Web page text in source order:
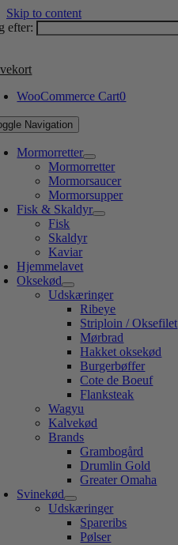
Skip to content
efter:
WooCommerce Cart0
Navigation
Mormorretter
Mormorretter
Mormorsaucer
Mormorsupper
Fisk & Skaldyr
Fisk
Skaldyr
Kaviar
Hjemmelavet
Oksekød
Udskæringer
Ribeye
Striploin / Oksefilet
Mørbrad
Hakket oksekød
Burgerbøffer
Cote de Boeuf
Flanksteak
Wagyu
Kalvekød
Brands
Grambogård
Drumlin Gold
Greater Omaha
Svinekød
Udskæringer
Spareribs
Pølser